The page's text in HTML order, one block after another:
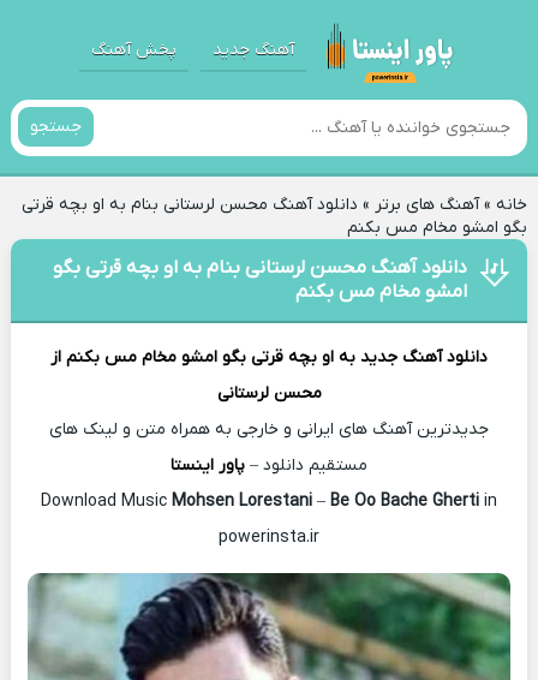
آهنگ جدید پخش آهنگ
جستجو
خانه»آهنگ های برتر » دانلود آهنگ محسن لرستانی بنام به او بچه قرتی
بگو امشو مخام مس بکنم
دانلود آهنگ محسن لرستانی بنام به او بچه قرتی بگو
امشو مخام مس بکنم
دانلود آهنگ جدید به او بچه قرتی بگو امشو مخام مس بکنم از
محسن لرستانی
جدیدترین آهنگ های ایرانی و خارجی به همراه متن و لینک های
مستقیم دانلود – پاور اینستا
Mohsen Lorestani– Be Oo Bache Gherti in
powerinsta.ir